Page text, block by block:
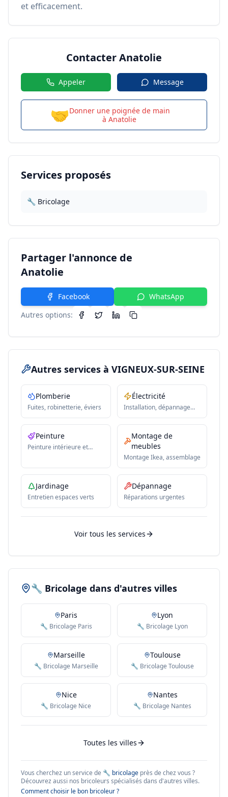
et efficacement.
ContacterAnatolie
Appeler Message
🤝Donner une poignée de main
à Anatolie
Services proposés
🔧 Bricolage
Partager l'annonce de
Anatolie
Facebook
WhatsApp
Autres options:
Autres services à VIGNEUX-SUR-SEINE
Plomberie
Fuites, robinetterie, éviers
Électricité
Installation, dépannage
Peinture
Peinture intérieure et
Montage de
meubles
Montage Ikea, assemblage
Jardinage
Entretien espaces verts
Dépannage
Réparations urgentes
Voir tous les services
🔧 Bricolage dans d'autres villes
Paris
🔧 Bricolage Paris
Lyon
🔧 Bricolage Lyon
Marseille
🔧 Bricolage Marseille
Toulouse
🔧 Bricolage Toulouse
Nice
🔧 Bricolage Nice
Nantes
🔧 Bricolage Nantes
Toutes les villes
Vous cherchez un service de 🔧 bricolage près de chez vous ?
Découvrez aussi nos bricoleurs spécialisés dans d'autres villes.
Comment choisir le bon bricoleur ?